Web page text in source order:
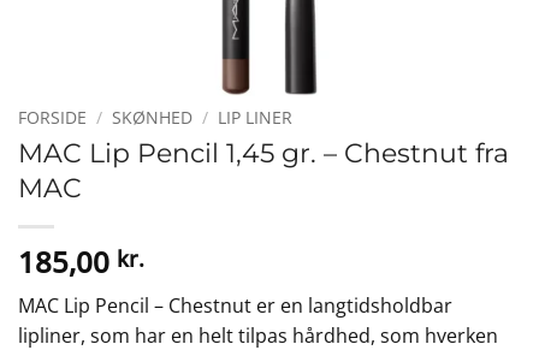
FORSIDE / SKØNHED / LIP LINER
MAC Lip Pencil 1,45 gr. – Chestnut fra
MAC
185,00 kr.
MAC Lip Pencil – Chestnut er en langtidsholdbar
lipliner, som har en helt tilpas hårdhed, som hverken